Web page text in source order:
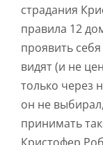
страдания
правила 12
проявить
видят (и не
только через
он не
принимать